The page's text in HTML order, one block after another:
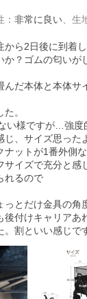
： 非常に良い 生
ら2日後に到着
？ゴムの匂いが
だ本体と本体
。
い様ですが…強度
、サイズ思っ
ットが1番外側
イズで充分と感
れるので
とだけ金具の角
後付けキャリア
。割といい感じで